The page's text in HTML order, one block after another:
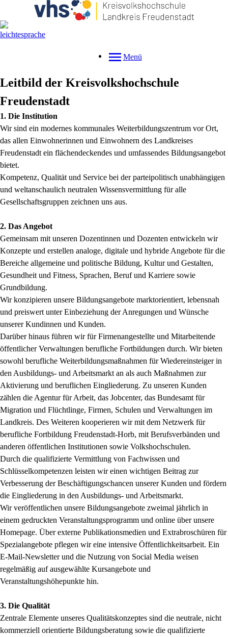
Menü
Leitbild der Kreisvolkshochschule
Freudenstadt
1. Die Institution
Wir sind ein modernes kommunales Weiterbildungszentrum vor Ort,
das allen Einwohnerinnen und Einwohnern des Landkreises
Freudenstadt ein flächendeckendes und umfassendes Bildungsangebot
bietet.
Kompetenz, Qualität und Service bei der parteipolitisch unabhängigen
und weltanschaulich neutralen Wissensvermittlung für alle
Gesellschaftsgruppen zeichnen uns aus.
2. Das Angebot
Gemeinsam mit unseren Dozentinnen und Dozenten entwickeln wir
Konzepte und erstellen analoge, digitale und hybride Angebote für die
Bereiche allgemeine und politische Bildung, Kultur und Gestalten,
Gesundheit und Fitness, Sprachen, Beruf und Karriere sowie
Grundbildung.
Wir konzipieren unsere Bildungsangebote marktorientiert, lebensnah
und preiswert unter Einbeziehung der Anregungen und Wünsche
unserer Kundinnen und Kunden.
Darüber hinaus führen wir für Firmenangestellte und Mitarbeitende
öffentlicher Verwaltungen berufliche Fortbildungen durch. Wir bieten
sowohl berufliche Weiterbildungsmaßnahmen für Wiedereinsteiger in
den Ausbildungs- und Arbeitsmarkt an als auch Maßnahmen zur
Aktivierung und beruflichen Eingliederung. Zu unseren Kunden
zählen die Agentur für Arbeit, das Jobcenter, das Bundesamt für
Migration und Flüchtlinge, Firmen, Schulen und Verwaltungen im
Landkreis. Des Weiteren kooperieren wir mit dem Netzwerk für
berufliche Fortbildung Freudenstadt-Horb, mit Berufsverbänden und
anderen öffentlichen Institutionen sowie Volkshochschulen.
Durch die qualifizierte Vermittlung von Fachwissen und
Schlüsselkompetenzen leisten wir einen wichtigen Beitrag zur
Verbesserung der Beschäftigungschancen unserer Kunden und fördern
die Eingliederung in den Ausbildungs- und Arbeitsmarkt.
Wir veröffentlichen unsere Bildungsangebote zweimal jährlich in
einem gedruckten Veranstaltungsprogramm und online über unsere
Homepage. Über externe Publikationsmedien und Extrabroschüren für
Spezialangebote pflegen wir eine intensive Öffentlichkeitsarbeit. Ein
E-Mail-Newsletter und die Nutzung von Social Media weisen
regelmäßig auf ausgewählte Kursangebote und
Veranstaltungshöhepunkte hin.
3. Die Qualität
Zentrale Elemente unseres Qualitätskonzeptes sind die neutrale, nicht
kommerziell orientierte Bildungsberatung sowie die qualifizierte